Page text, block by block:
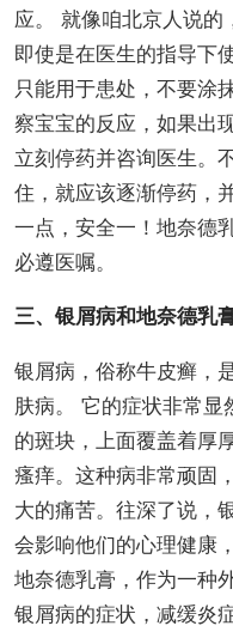
应。 就像咱北京人说的
即使是在医生的指导下
只能用于患处，不要涂
察宝宝的反应，如果出
立刻停药并咨询医生。
住，就应该逐渐停药，
一点，安全一！地奈德
必遵医嘱。
三、银屑病和地奈德乳
银屑病，俗称牛皮癣，
肤病。 它的症状非常
的斑块，上面覆盖着厚
瘙痒。这种病非常顽固
大的痛苦。往深了说，
会影响他们的心理健康
地奈德乳膏，作为一种
银屑病的症状，减缓炎